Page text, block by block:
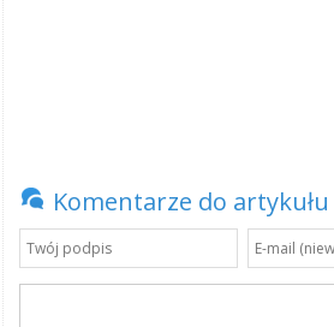
Komentarze do artykułu